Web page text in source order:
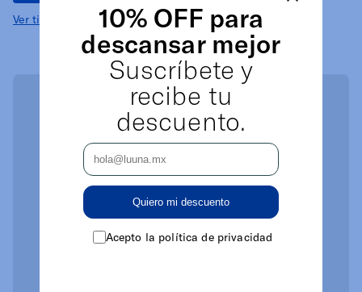
Ver tienda de colchones online10% OFF para
descansar mejor
Suscríbete y
recibe tu
descuento.
Quiero mi descuento
Acepto la política de privacidad